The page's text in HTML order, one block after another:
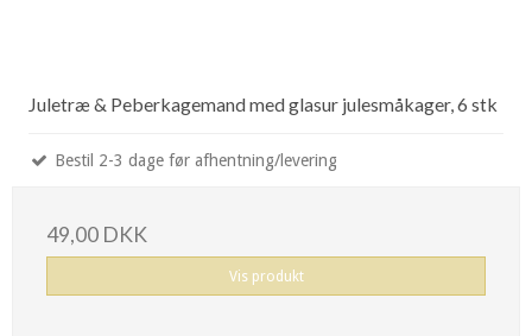
Juletræ & Peberkagemand med glasur julesmåkager, 6 stk
Bestil 2-3 dage før afhentning/levering
49,00 DKK
Vis produkt